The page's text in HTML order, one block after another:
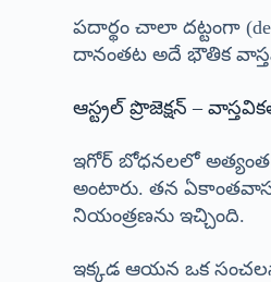
పదార్థం చాలా దట్టంగా
దానంతట అదే భౌతిక
ఆస్ట్రల్ ప్రొజెక్షన్ –
ఇగోర్ బోధనలలో అత్యంత
అంటారు. తన
నియంత్రణను ఇచ్చింది.
ఇక్కడ ఆయన ఒక